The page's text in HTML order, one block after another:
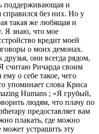
поддерживающая и
без них. Но у
такая же любящая и
Я знаю, что мое
вредит моей
о моих демонах.
они всегда рядом,
считаю Ричарда своим
о себе такое, чего
упоминает слова Криса
Humans ; «Я грубый,
людям, что плачу по
предоставляет вам
плакать, где можно
устрашить эту